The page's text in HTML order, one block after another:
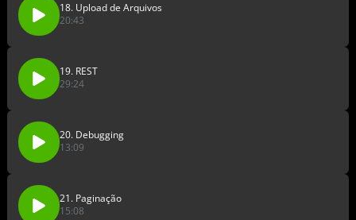
18. Upload de Arquivos
20:43
19. REST
29:24
20. Debugging
13:09
21. Paginação
15:08